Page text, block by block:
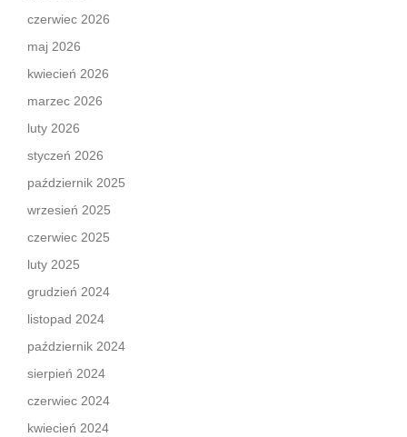
czerwiec 2026
maj 2026
kwiecień 2026
marzec 2026
luty 2026
styczeń 2026
październik 2025
wrzesień 2025
czerwiec 2025
luty 2025
grudzień 2024
listopad 2024
październik 2024
sierpień 2024
czerwiec 2024
kwiecień 2024